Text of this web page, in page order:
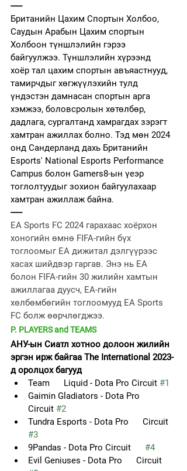
-----
Британийн Цахим Спортын Холбоо,
Саудын Арабын Цахим спортын
Холбоон түншлэлийн гэрээ
байгуулжээ. Түншлэлийн хүрээнд
хоёр тал цахим спортын авъяастнууд,
тамирчдыг хөгжүүлэхийн тулд
үндэстэн дамнасан спортын арга
хэмжээ, боловсролын хөтөлбөр,
дадлага, сургалтанд хамрагдах зэрэгт
хамтран ажиллах болно. Тэд мөн 2024
онд Сандерланд дахь Британийн
Esports' National Esports Performance
Campus болон Gamers8-ын үеэр
тоглолтуудыг зохион байгуулахаар
хамтран ажиллаж байна.
-----
EA Sports FC 2024 гарахаас хоёрхон
хоногийн өмнө FIFA-гийн бүх
тоглоомыг EA дижитал дэлгүүрээс
хасах шийдвэр гаргав. Энэ нь EA
болон FIFA-гийн 30 жилийн хамтын
ажиллагаа дуусч, EA-гийн
хөлбөмбөгийн тоглоомууд EA Sports
FC болж өөрчлөгджээ.
P. PLAYERS and TEAMS
АНУ-ын Сиатл хотноо долоон жилийн
эргэн ирж байгаа The International 2023-
д оролцох багууд
Team      Liquid - Dota Pro Circuit #1
Gaimin Gladiators - Dota Pro
Circuit #2
Tundra Esports - Dota Pro      Circuit
#3
9Pandas - Dota Pro Circuit #4
Evil Geniuses - Dota Pro      Circuit